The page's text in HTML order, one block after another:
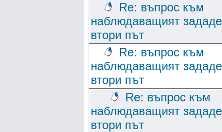
Re: въпрос към
наблюдаващият
втори път
Re: въпрос към
наблюдаващият
втори път
Re: въпрос към
наблюдаващият
втори път